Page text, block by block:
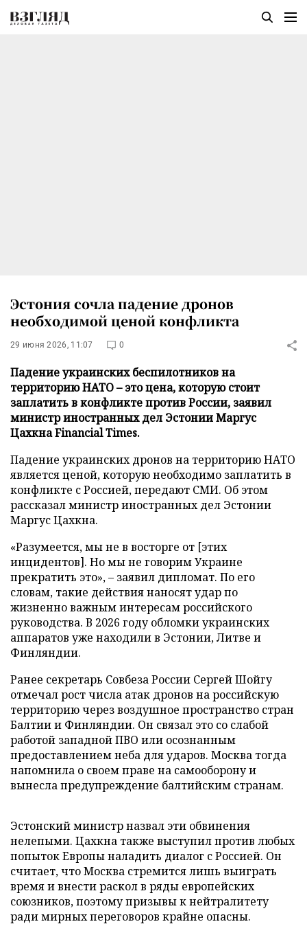
Эстония сочла падение дронов
необходимой ценой конфликта
29 июня 2026, 11:07 0
Падение украинских беспилотников на
территорию НАТО – это цена, которую стоит
заплатить в конфликте против России, заявил
министр иностранных дел Эстонии Маргус
Цахкна Financial Times.
Падение украинских дронов на территорию НАТО
является ценой, которую необходимо заплатить в
конфликте с Россией, передают СМИ. Об этом
рассказал министр иностранных дел Эстонии
Маргус Цахкна.
«Разумеется, мы не в восторге от [этих
инцидентов]. Но мы не говорим Украине
прекратить это», – заявил дипломат. По его
словам, такие действия наносят удар по
жизненно важным интересам российского
руководства. В 2026 году обломки украинских
аппаратов уже находили в Эстонии, Литве и
Финляндии.
Ранее секретарь Совбеза России Сергей Шойгу
отмечал рост числа атак дронов на российскую
территорию через воздушное пространство стран
Балтии и Финляндии. Он связал это со слабой
работой западной ПВО или осознанным
предоставлением неба для ударов. Москва тогда
напомнила о своем праве на самооборону и
вынесла предупреждение балтийским странам.
Эстонский министр назвал эти обвинения
нелепыми. Цахкна также выступил против любых
попыток Европы наладить диалог с Россией. Он
считает, что Москва стремится лишь выиграть
время и внести раскол в ряды европейских
союзников, поэтому призывы к нейтралитету
ради мирных переговоров крайне опасны.